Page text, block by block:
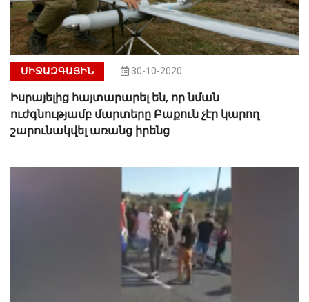
ՄԻՋԱԶԳԱՅԻՆ 30-10-2020
Իսրայելից հայտարարել են, որ նման
ուժգնությամբ մարտերը Բաքուն չէր կարող
շարունակվել առանց իրենց